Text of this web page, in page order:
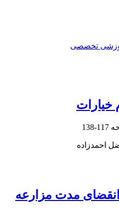
تخصصی
خیارات
117-138
احمدزاده
مدت مزارعه